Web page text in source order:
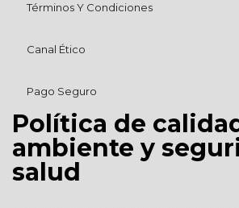
Términos Y Condiciones
Canal Ético
Pago Seguro
Política de
ambiente y
salud